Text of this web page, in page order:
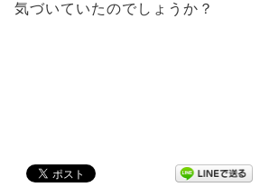
気づいていたのでしょうか？